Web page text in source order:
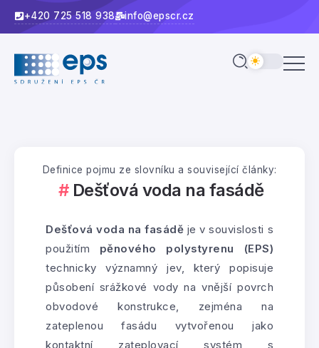
+420 725 518 938 info@epscr.cz
Definice pojmu ze slovníku a související články:
Dešťová voda na fasádě
Dešťová voda na fasádě je v souvislosti s
použitím pěnového polystyrenu (EPS)
technicky významný jev, který popisuje
působení srážkové vody na vnější povrch
obvodové konstrukce, zejména na
zateplenou fasádu vytvořenou jako
kontaktní zateplovací systém s